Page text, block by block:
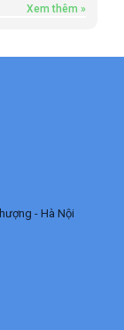
Xem thêm »
- Hà Nội